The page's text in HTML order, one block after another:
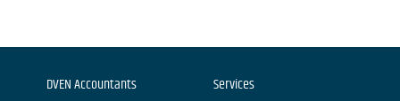
DVEN Accountants
Services